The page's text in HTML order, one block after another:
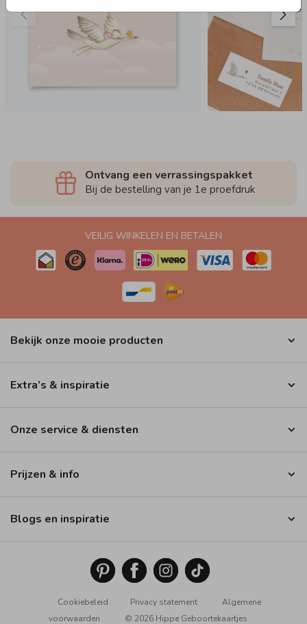
Ontvang een verrassingspakket
Bij de bestelling van je 1e proefdruk
VEILIG WINKELEN EN BETALEN
Bekijk onze mooie producten
Extra’s & inspiratie
Onze service & diensten
Prijzen & info
Blogs en inspiratie
Cookiebeleid Privacy statement
Algemene
voorwaarden
© 2026 Hippe Geboortekaartjes